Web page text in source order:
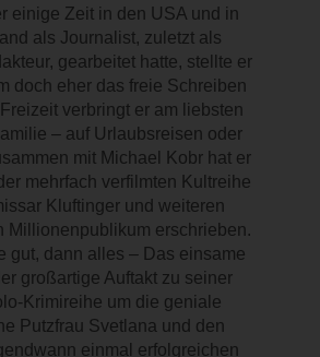
einige Zeit in den USA und in
als Journalist, zuletzt als
gearbeitet hatte, stellte er
doch eher das freie Schreiben
verbringt er am liebsten
– auf Urlaubsreisen oder
mit Michael Kobr hat er
mehrfach verfilmten Kultreihe
Kluftinger und weiteren
Millionenpublikum erschrieben.
gut, dann alles – Das einsame
großartige Auftakt zu seiner
Krimireihe um die geniale
Putzfrau Svetlana und den
einmal erfolgreichen